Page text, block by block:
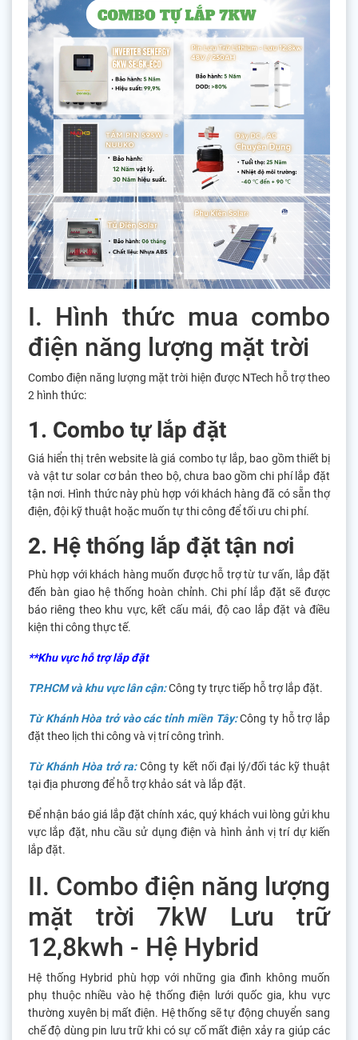
I. Hình thức mua combo
điện năng lượng mặt trời
Combo điện năng lượng mặt trời hiện được NTech hỗ trợ theo
2 hình thức:
1. Combo tự lắp đặt
Giá hiển thị trên website là giá combo tự lắp, bao gồm thiết bị
và vật tư solar cơ bản theo bộ, chưa bao gồm chi phí lắp đặt
tận nơi. Hình thức này phù hợp với khách hàng đã có sẵn thợ
điện, đội kỹ thuật hoặc muốn tự thi công để tối ưu chi phí.
2. Hệ thống lắp đặt tận nơi
Phù hợp với khách hàng muốn được hỗ trợ từ tư vấn, lắp đặt
đến bàn giao hệ thống hoàn chỉnh. Chi phí lắp đặt sẽ được
báo riêng theo khu vực, kết cấu mái, độ cao lắp đặt và điều
kiện thi công thực tế.
**Khu vực hỗ trợ lắp đặt
TP.HCM và khu vực lân cận:Công ty trực tiếp hỗ trợ lắp đặt.
Từ Khánh Hòa trở vào các tỉnh miền Tây:Công ty hỗ trợ lắp
đặt theo lịch thi công và vị trí công trình.
Từ Khánh Hòa trở ra: Công ty kết nối đại lý/đối tác kỹ thuật
tại địa phương để hỗ trợ khảo sát và lắp đặt.
Để nhận báo giá lắp đặt chính xác, quý khách vui lòng gửi khu
vực lắp đặt, nhu cầu sử dụng điện và hình ảnh vị trí dự kiến
lắp đặt.
II. Combo điện năng lượng
mặt trời 7kW Lưu trữ
12,8kwh - Hệ Hybrid
Hệ thống Hybrid phù hợp với những gia đình không muốn
phụ thuộc nhiều vào hệ thống điện lưới quốc gia, khu vực
thường xuyên bị mất điện. Hệ thống sẽ tự động chuyển sang
chế độ dùng pin lưu trữ khi có sự cố mất điện xảy ra giúp các